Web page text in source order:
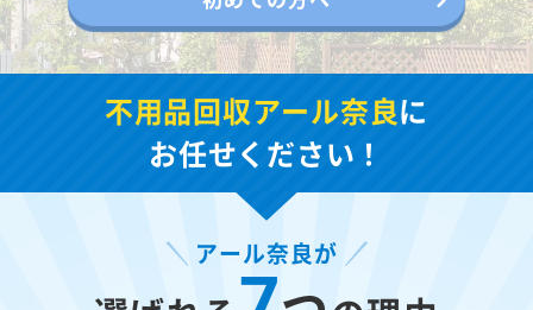
不用品回収アール奈良に
お任せください！
アール奈良が